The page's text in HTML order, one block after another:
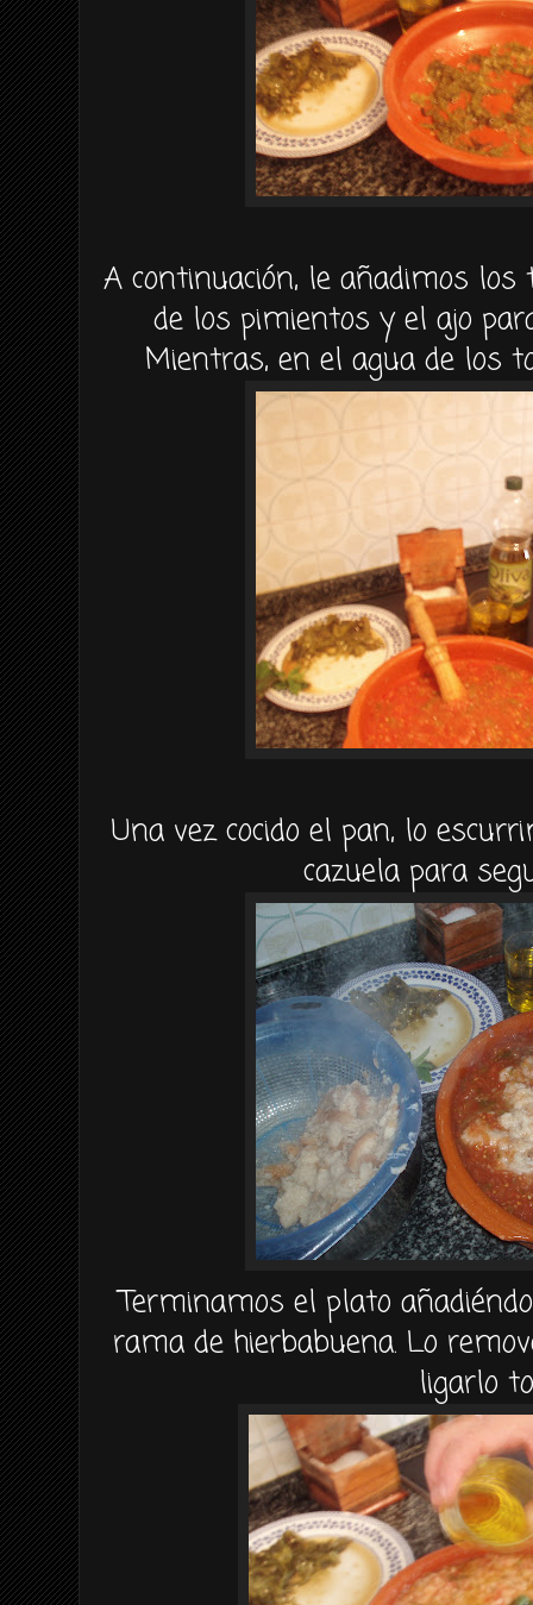
A continuación, le añadimos
de los pimientos y el ajo
Mientras, en el agua de los
Una vez cocido el pan, lo
cazuela para
Terminamos el plato
rama de hierbabuena. Lo
ligarlo